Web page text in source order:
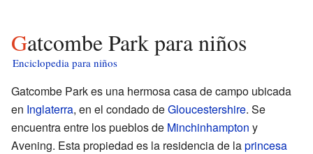
Gatcombe Park para niños
Enciclopedia para niños
Gatcombe Park es una hermosa casa de campo ubicada
en Inglaterra, en el condado deGloucestershire. Se
encuentra entre los pueblos de Minchinhampton y
Avening. Esta propiedad es la residencia de laprincesa